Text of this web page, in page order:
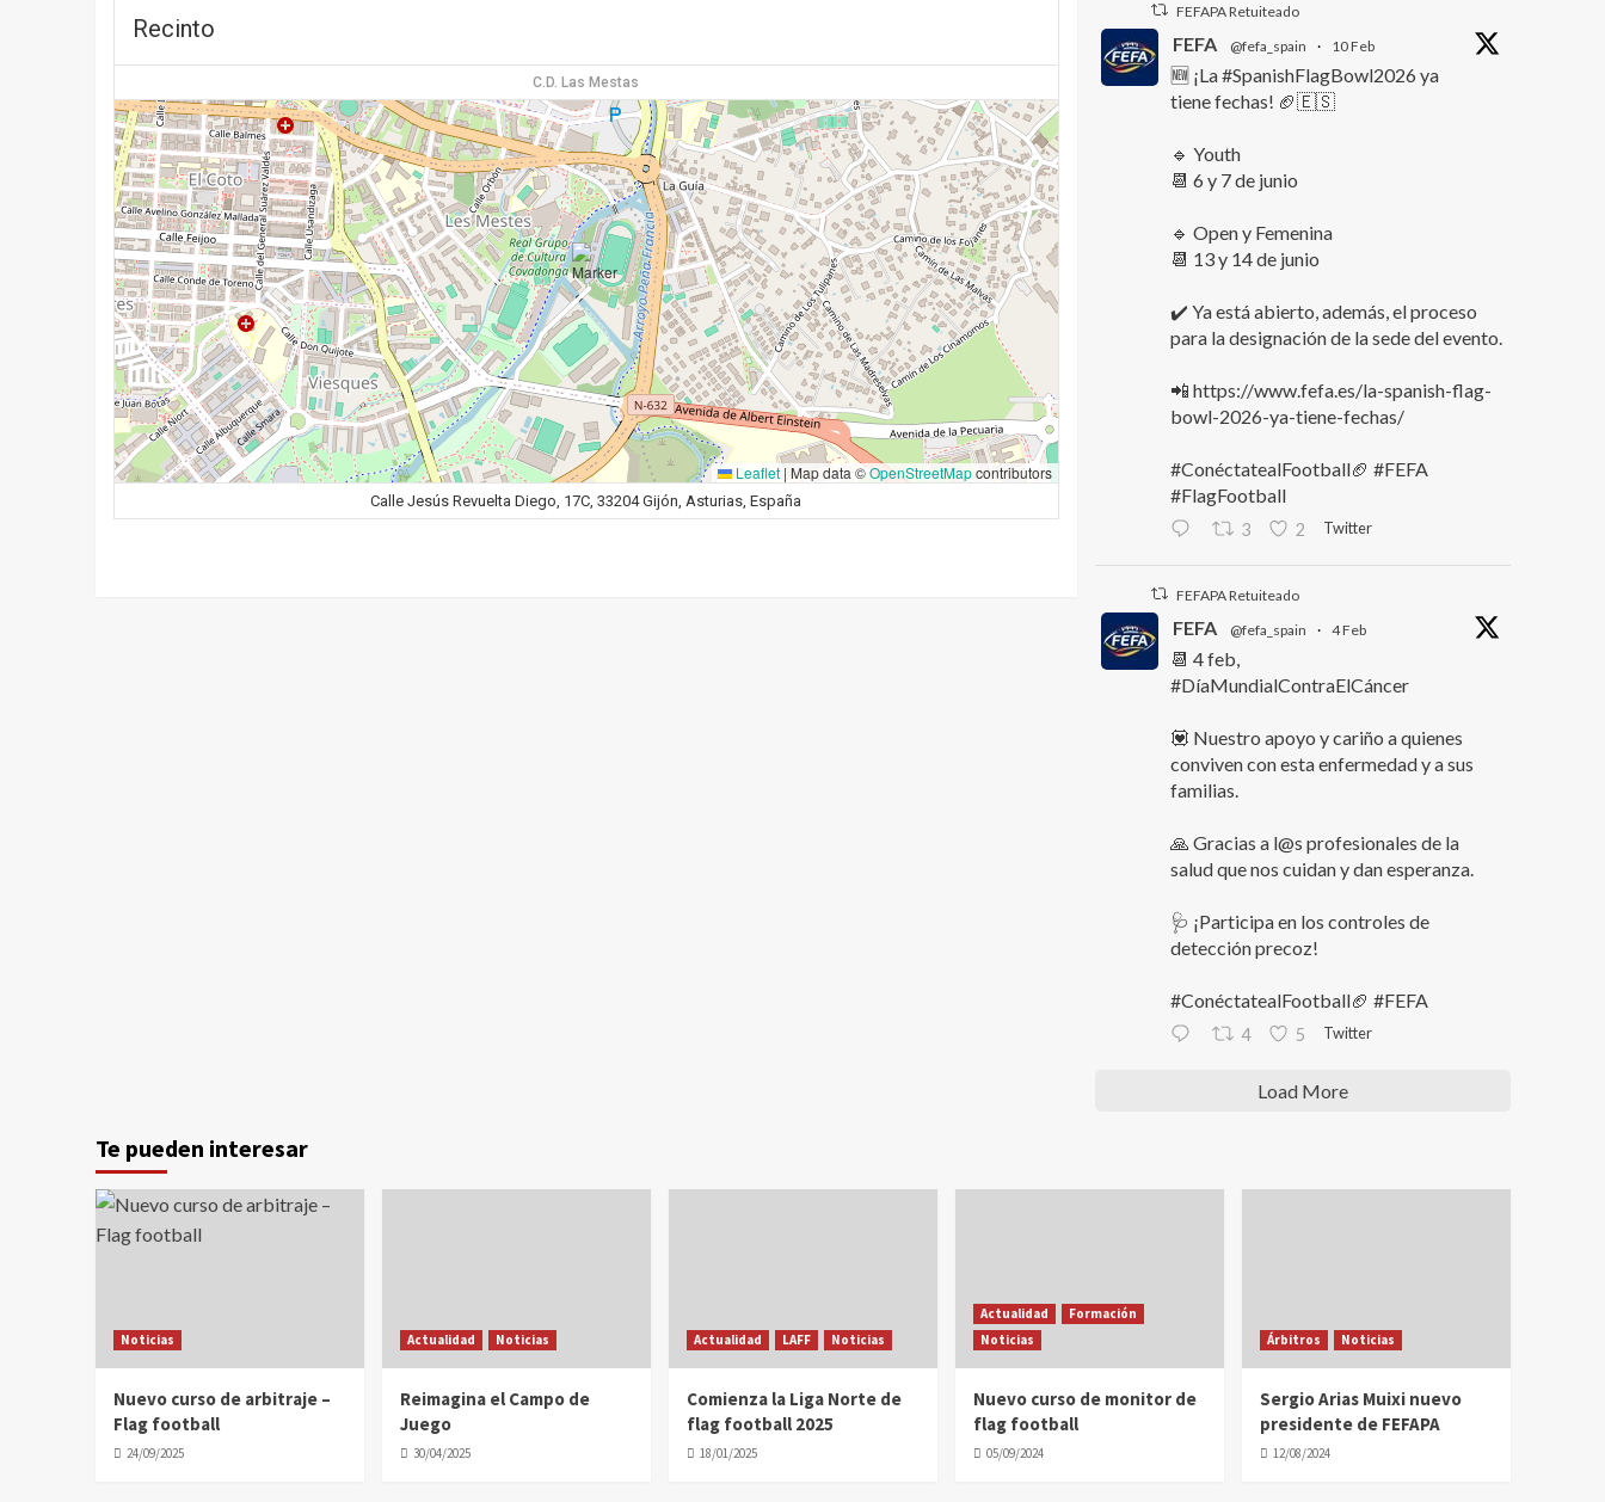
Recinto
C.D. Las Mestas
Leaflet | Map data ©OpenStreetMapcontributors
Calle Jesús Revuelta Diego, 17C, 33204 Gijón, Asturias, España
FEFAPA Retuiteado
FEFA @fefa_spain · 10 Feb
🆕 ¡La #SpanishFlagBowl2026 ya
tiene fechas! 🏈🇪🇸
🔹 Youth
📆 6 y 7 de junio
🔹 Open y Femenina
📆 13 y 14 de junio
✔️ Ya está abierto, además, el proceso
para la designación de la sede del evento.
📲 https://www.fefa.es/la-spanish-flag-
bowl-2026-ya-tiene-fechas/
#ConéctatealFootball🏈 #FEFA
#FlagFootball
3 2 Twitter
FEFAPA Retuiteado
FEFA @fefa_spain · 4 Feb
📆 4 feb,
#DíaMundialContraElCáncer
💟 Nuestro apoyo y cariño a quienes
conviven con esta enfermedad y a sus
familias.
🙏 Gracias a l@s profesionales de la
salud que nos cuidan y dan esperanza.
🩺 ¡Participa en los controles de
detección precoz!
#ConéctatealFootball🏈 #FEFA
4 5 Twitter
Load More
Te pueden interesar
Noticias
Nuevo curso de arbitraje –
Flag football
24/09/2025
Actualidad Noticias
Reimagina el Campo de
Juego
30/04/2025
Actualidad LAFF Noticias
Comienza la Liga Norte de
flag football 2025
18/01/2025
Actualidad
Formación
Noticias
Nuevo curso de monitor de
flag football
05/09/2024
Árbitros Noticias
Sergio Arias Muixi nuevo
presidente de FEFAPA
12/08/2024